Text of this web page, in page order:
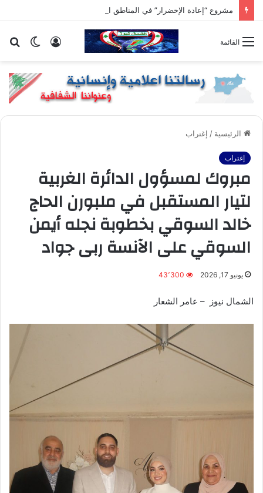
مشروع “إعادة الإخضرار” في المناطق المتضررة
الوضع تسجيل
القائمة
الرئيسية / إغتراب
إغتراب
مبروك لمسؤول الدائرة الغربية
لتيار المستقبل في ملبورن الحاج
خالد السوقي بخطوبة نجله أيمن
السوقي على الآنسة ربى جواد
يونيو 17, 2026 43٬300
الشمال نيوز – عامر الشعار